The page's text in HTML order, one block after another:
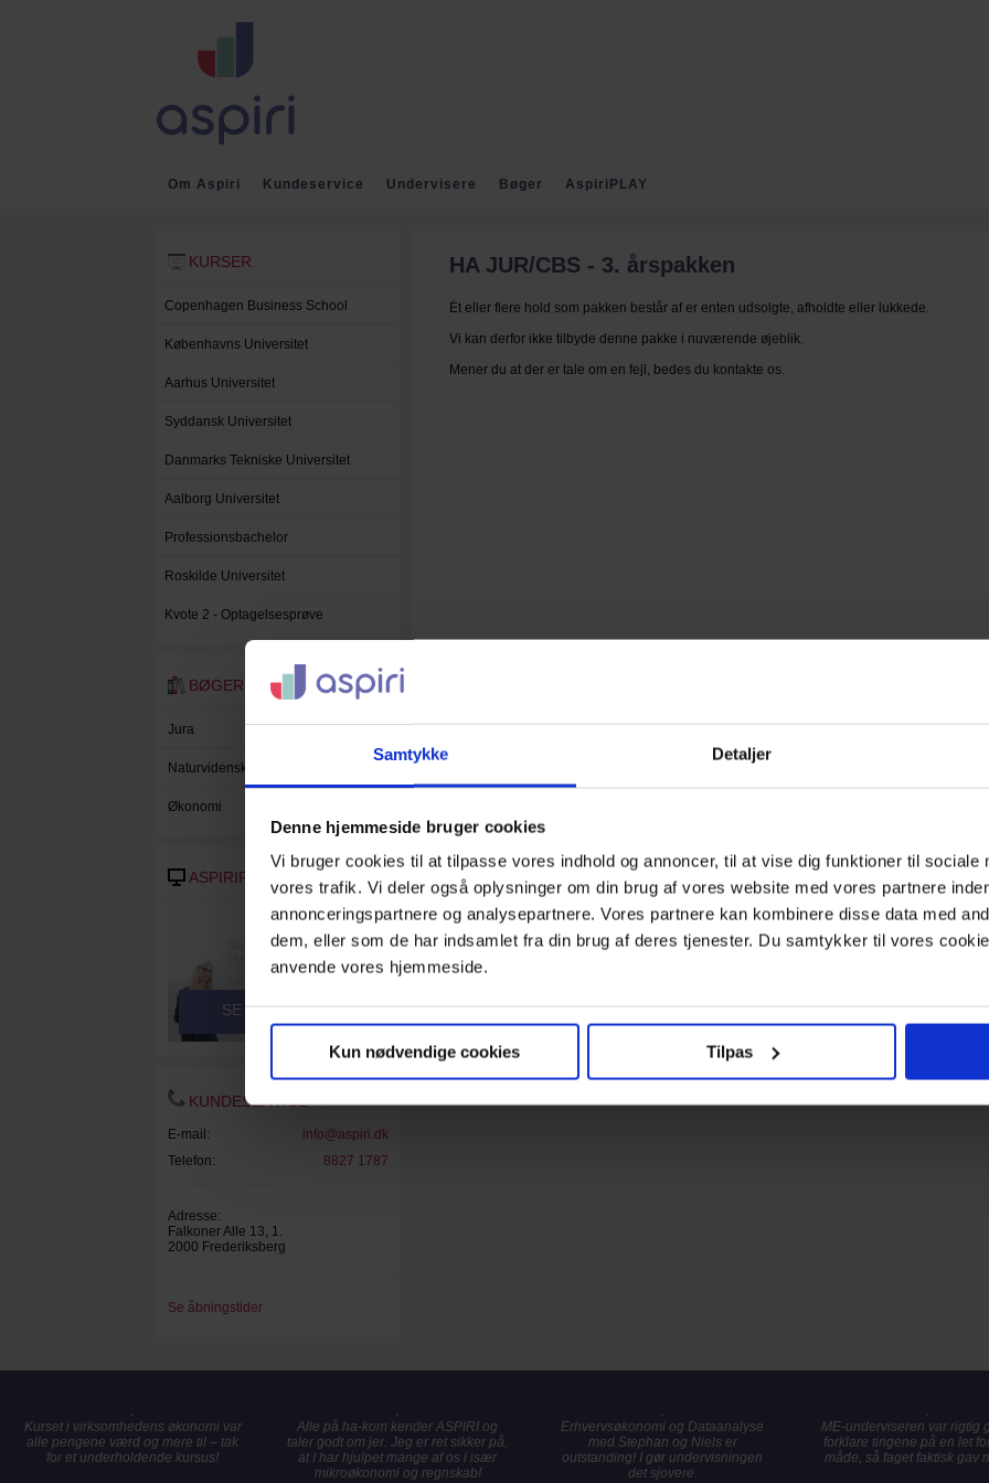
Samtykke Detaljer
Denne hjemmeside bruger cookies
Vi bruger cookies til at tilpasse vores indhold og annoncer, til at vise dig funktioner til sociale
vores trafik. Vi deler også oplysninger om din brug af vores website med vores partnere
annonceringspartnere og analysepartnere. Vores partnere kan kombinere disse data med
dem, eller som de har indsamlet fra din brug af deres tjenester. Du samtykker til vores
anvende vores hjemmeside.
Kun nødvendige cookies Tilpas
Om Aspiri Kundeservice Undervisere Bøger AspiriPLAY
KURSER
Copenhagen Business School
Københavns Universitet
Aarhus Universitet
Syddansk Universitet
Danmarks Tekniske Universitet
Aalborg Universitet
Professionsbachelor
Roskilde Universitet
Kvote 2 - Optagelsesprøve
BØGER
Jura
Naturvidenskab
Økonomi
ASPIRIPLAY
SE VIDEOER
KUNDESERVICE
E-mail:
info@aspiri.dk
Telefon:
8827 1787
Adresse:
Falkoner Alle 13, 1.
2000 Frederiksberg
Se åbningstider
HA JUR/CBS - 3. årspakken
Ét eller flere hold som pakken består af er enten udsolgte, afholdte eller lukkede.
Vi kan derfor ikke tilbyde denne pakke i nuværende øjeblik.
Mener du at der er tale om en fejl, bedes du kontakte os.
Kurset i virksomhedens økonomi var
alle pengene værd og mere til – tak
for et underholdende kursus!
Alle på ha-kom kender ASPIRI og
taler godt om jer. Jeg er ret sikker på,
at I har hjulpet mange af os i især
mikroøkonomi og regnskab!
Erhvervsøkonomi og Dataanalyse
med Stephan og Niels er
outstanding! I gør undervisningen
det sjovere.
ME-underviseren var rigtig
forklare tingene på en let
måde, så faget faktisk gav